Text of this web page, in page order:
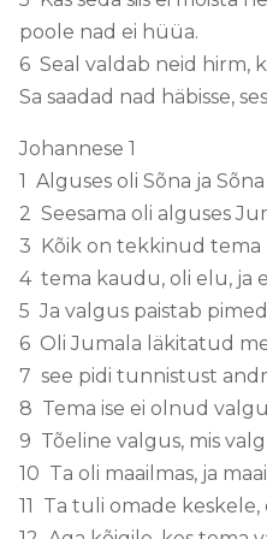
poole nad ei hüüa.
6 Seal valdab neid hirm,
Sa saadad nad häbisse,
Johannese 1
1 Alguses oli Sõna ja
2 Seesama oli alguses
3 Kõik on tekkinud tema
4 tema kaudu, oli elu, ja
5 Ja valgus paistab
6 Oli Jumala läkitatud
7 see pidi tunnistust
8 Tema ise ei olnud
9 Tõeline valgus, mis
10 Ta oli maailmas, ja
11 Ta tuli omade